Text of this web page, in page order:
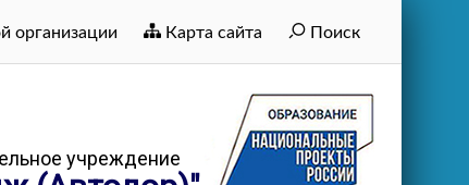
организации Карта сайта Поиск
учреждение